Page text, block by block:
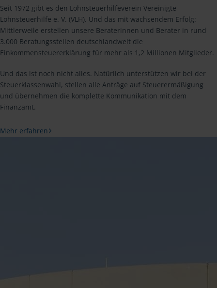
Seit 1972 gibt es den Lohnsteuerhilfeverein Vereinigte
Lohnsteuerhilfe e. V. (VLH). Und das mit wachsendem Erfolg:
Mittlerweile erstellen unsere Beraterinnen und Berater in rund
3.000 Beratungsstellen deutschlandweit die
Einkommensteuererklärung für mehr als 1,2 Millionen Mitglieder.
Und das ist noch nicht alles. Natürlich unterstützen wir bei der
Steuerklassenwahl, stellen alle Anträge auf Steuerermäßigung
und übernehmen die komplette Kommunikation mit dem
Finanzamt.
Mehr erfahren